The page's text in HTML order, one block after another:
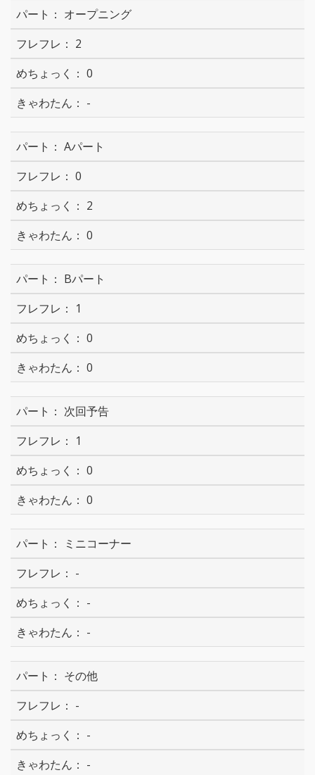
オープニング
2
0
-
Aパート
0
2
0
Bパート
1
0
0
次回予告
1
0
0
ミニコーナー
-
-
-
その他
-
-
-